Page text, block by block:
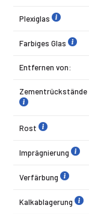
Plexiglas
Farbiges Glas
Entfernen von:
Zementrückstände
Rost
Imprägnierung
Verfärbung
Kalkablagerung